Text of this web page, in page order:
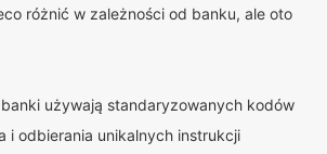
różnić w zależności od banku, ale oto
banki używają standaryzowanych kodów
i odbierania unikalnych instrukcji